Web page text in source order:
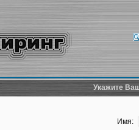
Укажите
Имя: